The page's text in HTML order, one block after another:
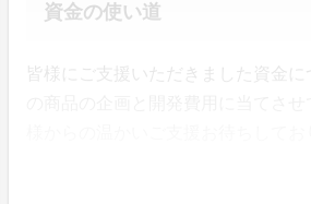
資金の使い道
皆様にご支援いただきました資金に